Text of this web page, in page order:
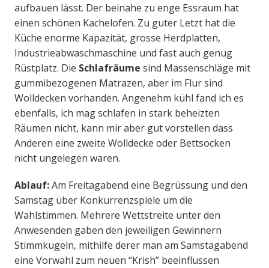
aufbauen lässt. Der beinahe zu enge Essraum hat
einen schönen Kachelofen. Zu guter Letzt hat die
Küche enorme Kapazität, grosse Herdplatten,
Industrieabwaschmaschine und fast auch genug
Rüstplatz. Die Schlafräume sind Massenschläge mit
gummibezogenen Matrazen, aber im Flur sind
Wolldecken vorhanden. Angenehm kühl fand ich es
ebenfalls, ich mag schlafen in stark beheizten
Räumen nicht, kann mir aber gut vorstellen dass
Anderen eine zweite Wolldecke oder Bettsocken
nicht ungelegen waren.
Ablauf:Am Freitagabend eine Begrüssung und den
Samstag über Konkurrenzspiele um die
Wahlstimmen. Mehrere Wettstreite unter den
Anwesenden gaben den jeweiligen Gewinnern
Stimmkugeln, mithilfe derer man am Samstagabend
eine Vorwahl zum neuen “Krish” beeinflussen